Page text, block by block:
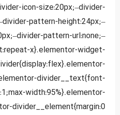
icon-size:20px;–divider-
pattern-height:24px;–
pattern-url:none;–
x}.elementor-widget-
divider__text{font-
width:95%}.elementor-
divider__element{margin:0